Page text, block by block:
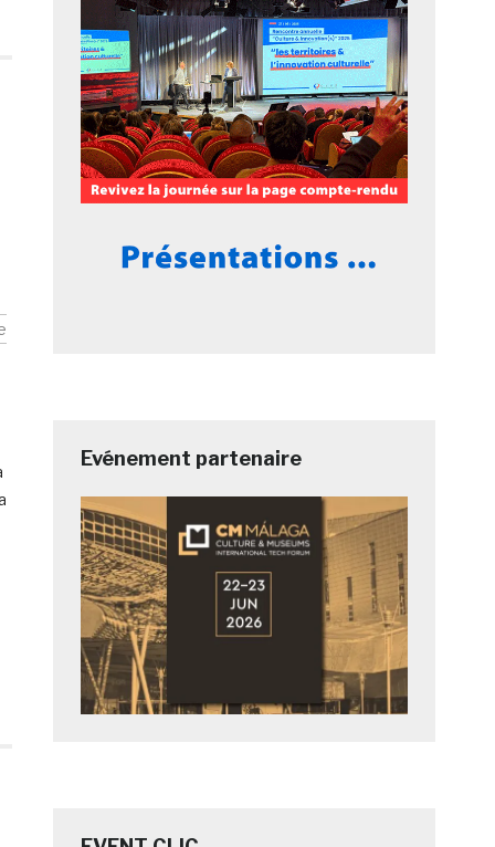
Evénement partenaire